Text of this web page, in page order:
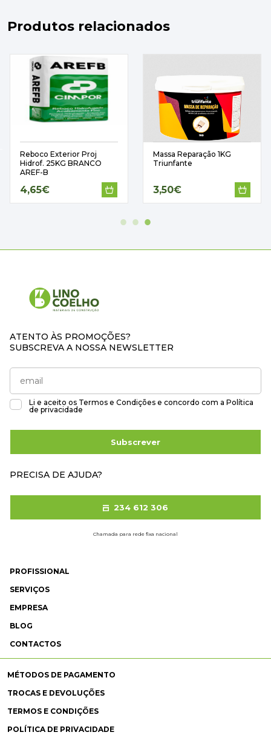
Produtos relacionados
Reboco Exterior Proj
Hidrof. 25KG BRANCO
AREF-B
4,65€
Massa Reparação 1KG
Triunfante
3,50€
PROFISSIONAL
SERVIÇOS
EMPRESA
BLOG
CONTACTOS
MÉTODOS DE PAGAMENTO
TROCAS E DEVOLUÇÕES
TERMOS E CONDIÇÕES
POLÍTICA DE PRIVACIDADE
ATENTO ÀS PROMOÇÕES?
SUBSCREVA A NOSSA NEWSLETTER
Li e aceito os Termos e Condições e concordo com a Política
de privacidade
Subscrever
PRECISA DE AJUDA?
234 612 306
Chamada para rede fixa nacional